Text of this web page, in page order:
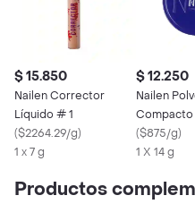
$ 15.850
Nailen Corrector
Líquido # 1
($2264.29/g)
1 x 7 g
$ 12.250
Nailen
Compacto
($875/g)
1 X 14 g
Productos